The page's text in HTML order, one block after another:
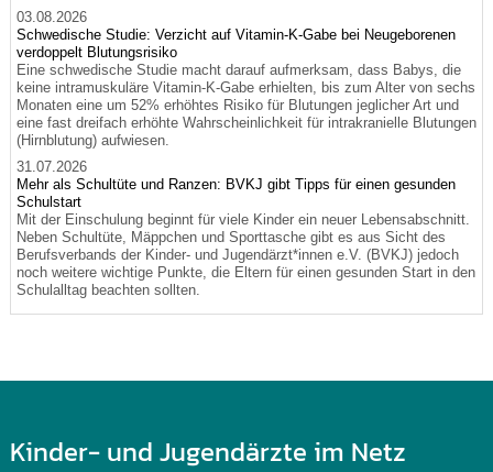
03.08.2026
Schwedische Studie: Verzicht auf Vitamin-K-Gabe bei Neugeborenen
verdoppelt Blutungsrisiko
Eine schwedische Studie macht darauf aufmerksam, dass Babys, die
keine intramuskuläre Vitamin-K-Gabe erhielten, bis zum Alter von sechs
Monaten eine um 52% erhöhtes Risiko für Blutungen jeglicher Art und
eine fast dreifach erhöhte Wahrscheinlichkeit für intrakranielle Blutungen
(Hirnblutung) aufwiesen.
31.07.2026
Mehr als Schultüte und Ranzen: BVKJ gibt Tipps für einen gesunden
Schulstart
Mit der Einschulung beginnt für viele Kinder ein neuer Lebensabschnitt.
Neben Schultüte, Mäppchen und Sporttasche gibt es aus Sicht des
Berufsverbands der Kinder- und Jugendärzt*innen e.V. (BVKJ) jedoch
noch weitere wichtige Punkte, die Eltern für einen gesunden Start in den
Schulalltag beachten sollten.
Kinder- und Jugendärzte im Netz